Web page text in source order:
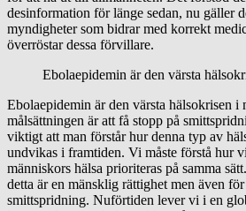
desinformation för länge sedan, nu gäller
myndigheter som bidrar med korrekt
överröstar dessa förvillare.
Ebolaepidemin är den värsta
Ebolaepidemin är den värsta hälsokrisen i
målsättningen är att få stopp på
viktigt att man förstår hur denna typ av
undvikas i framtiden. Vi måste förstå hur
människors hälsa prioriteras på samma
detta är en mänsklig rättighet men även
smittspridning. Nuförtiden lever vi i en